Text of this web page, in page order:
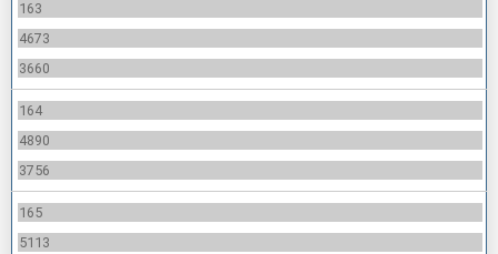
163
4673
3660
164
4890
3756
165
5113